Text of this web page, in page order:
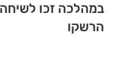
במהלכה זכו
הרשקו